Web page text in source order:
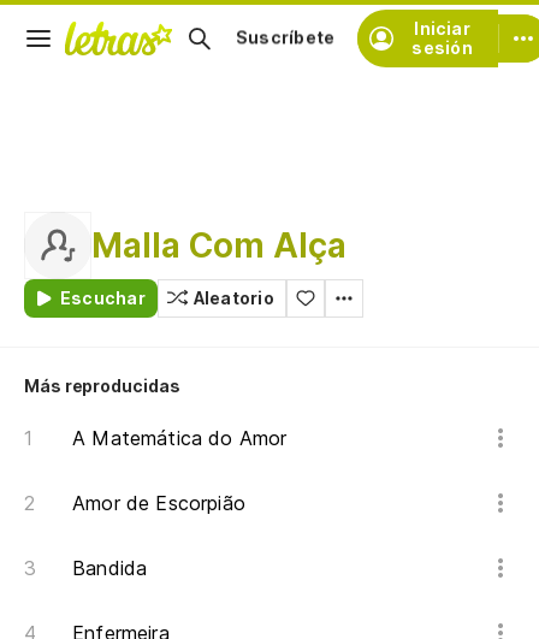
Iniciar
sesión
Suscríbete
Malla Com Alça
Escuchar Aleatorio
Más reproducidas
A Matemática do Amor
Amor de Escorpião
Bandida
Enfermeira